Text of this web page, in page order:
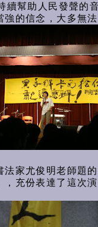
續幫助人民發聲的
的信念，大多無法
法家尤俊明老師題
，充份表達了這次